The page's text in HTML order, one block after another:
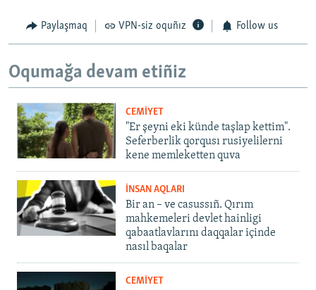
Paylaşmaq VPN-siz oquñız Follow us
Oqumağa devam etiñiz
CEMİYET
"Er şeyni eki künde taşlap kettim".
Seferberlik qorqusı rusiyelilerni
kene memleketten quva
İNSAN AQLARI
Bir an – ve casussıñ. Qırım
mahkemeleri devlet hainligi
qabaatlavlarını daqqalar içinde
nasıl baqalar
CEMİYET